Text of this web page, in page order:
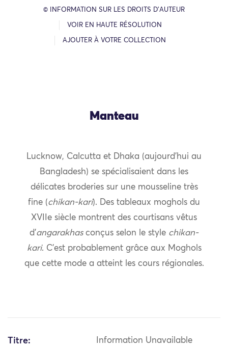
© INFORMATION SUR LES DROITS D’AUTEUR
VOIR EN HAUTE RÉSOLUTION
AJOUTER À VOTRE COLLECTION
Manteau
Lucknow, Calcutta et Dhaka (aujourd’hui au
Bangladesh) se spécialisaient dans les
délicates broderies sur une mousseline très
fine (chikan-kari). Des tableaux moghols du
XVIIe siècle montrent des courtisans vêtus
d’angarakhasconçus selon le style chikan-
kari. C’est probablement grâce aux Moghols
que cette mode a atteint les cours régionales.
Titre: Information Unavailable